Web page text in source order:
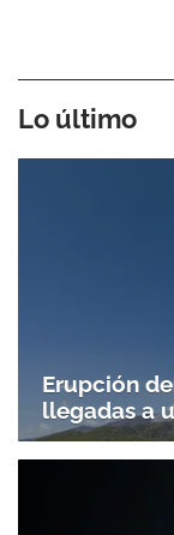
Lo último
Erupción
llegadas a